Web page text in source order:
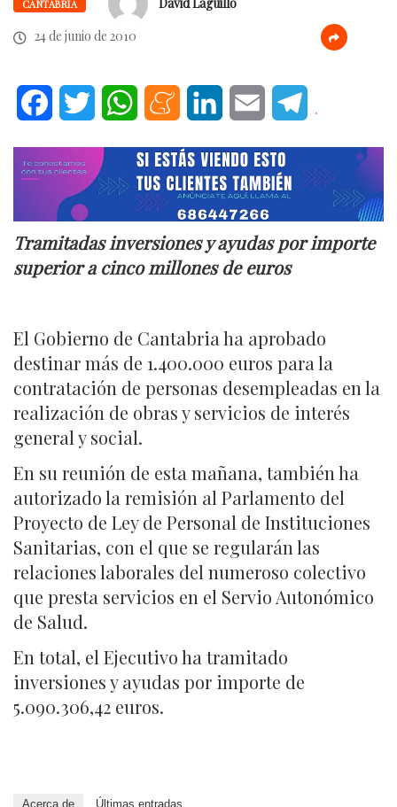
CANTABRIA
24 de junio de 2010
FacebookTwitter WhatsAppMeneameLinkedInEmail .
Tramitadas inversiones y ayudas por importe
superior a cinco millones de euros
El Gobierno de Cantabria ha aprobado
destinar más de 1.400.000 euros para la
contratación de personas desempleadas en la
realización de obras y servicios de interés
general y social.
En su reunión de esta mañana, también ha
autorizado la remisión al Parlamento del
Proyecto de Ley de Personal de Instituciones
Sanitarias, con el que se regularán las
relaciones laborales del numeroso colectivo
que presta servicios en el Servio Autonómico
de Salud.
En total, el Ejecutivo ha tramitado
inversiones y ayudas por importe de
5.090.306,42 euros.
Acerca de Últimas entradas